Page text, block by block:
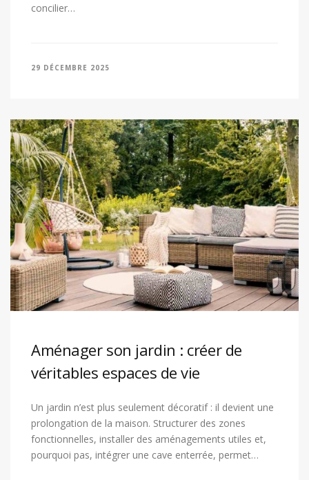
concilier…
29 DÉCEMBRE 2025
Aménager son jardin : créer de
véritables espaces de vie
Un jardin n’est plus seulement décoratif : il devient une
prolongation de la maison. Structurer des zones
fonctionnelles, installer des aménagements utiles et,
pourquoi pas, intégrer une cave enterrée, permet…